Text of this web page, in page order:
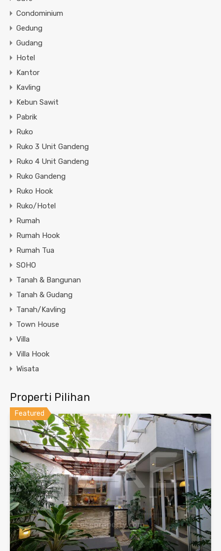
Condominium
Gedung
Gudang
Hotel
Kantor
Kavling
Kebun Sawit
Pabrik
Ruko
Ruko 3 Unit Gandeng
Ruko 4 Unit Gandeng
Ruko Gandeng
Ruko Hook
Ruko/Hotel
Rumah
Rumah Hook
Rumah Tua
SOHO
Tanah & Bangunan
Tanah & Gudang
Tanah/Kavling
Town House
Villa
Villa Hook
Wisata
Properti Pilihan
Featured